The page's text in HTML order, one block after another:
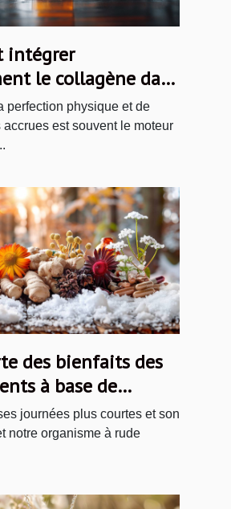
intégrer
le collagène dans
de culturisme
perfection physique et de
accrues est souvent le moteur
des bienfaits des
à base de
hiver
journées plus courtes et son
notre organisme à rude